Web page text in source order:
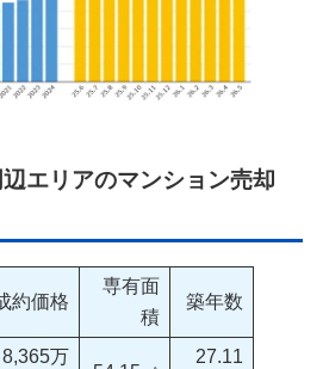
エリアのマンション売却
約価格
専有面
積
築年数
8,365万
27.11